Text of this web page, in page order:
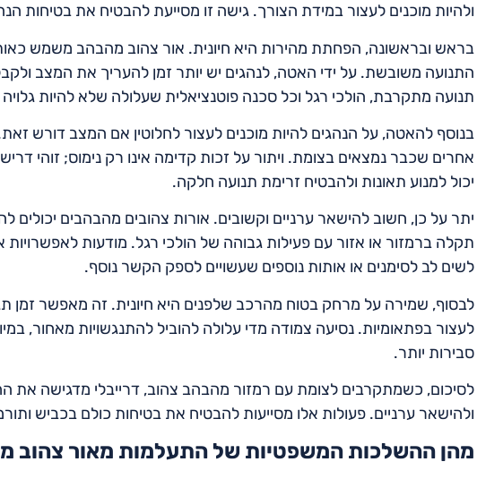
ולהיות מוכנים לעצור במידת הצורך. גישה זו מסייעת להבטיח את בטיחות
בראש ובראשונה, הפחתת מהירות היא חיונית. אור צהוב מהבהב משמש
התנועה משובשת. על ידי האטה, לנהגים יש יותר זמן להעריך את המצב
תנועה מתקרבת, הולכי רגל וכל סכנה פוטנציאלית שעלולה שלא להיות גלויה
בנוסף להאטה, על הנהגים להיות מוכנים לעצור לחלוטין אם המצב דורש
אחרים שכבר נמצאים בצומת. ויתור על זכות קדימה אינו רק נימוס; זוהי
יכול למנוע תאונות ולהבטיח זרימת תנועה חלקה.
יתר על כן, חשוב להישאר ערניים וקשובים. אורות צהובים מהבהבים יכולים
תקלה ברמזור או אזור עם פעילות גבוהה של הולכי רגל. מודעות
לשים לב לסימנים או אותות נוספים שעשויים לספק הקשר נוסף.
לבסוף, שמירה על מרחק בטוח מהרכב שלפנים היא חיונית. זה מאפשר זמן
לעצור בפתאומיות. נסיעה צמודה מדי עלולה להוביל להתנגשויות מאחור,
סבירות יותר.
לסיכום, כשמתקרבים לצומת עם רמזור מהבהב צהוב, דרייבלי מדגישה את
ולהישאר ערניים. פעולות אלו מסייעות להבטיח את בטיחות כולם בכביש
מהן ההשלכות המשפטיות של התעלמות מאור צהוב